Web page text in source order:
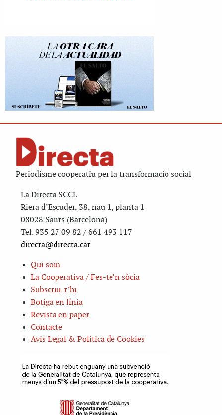
Periodisme cooperatiu per la transformació social
La Directa SCCL
Riera d’Escuder, 38, nau 1, planta 1
08028 Sants (Barcelona)
Tel. 935 27 09 82 / 661 493 117
directa@directa.cat
Qui som
La Cooperativa / Fes-te’n sòcia
Subscriu-t’hi
Botiga en línia
Revista en paper
Contacte
Avis Legal & Política de Cookies